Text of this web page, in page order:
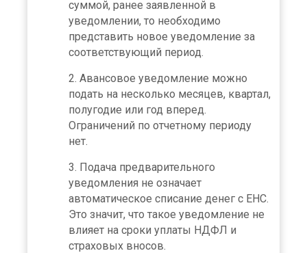
суммой, ранее заявленной в
уведомлении, то необходимо
представить новое уведомление за
соответствующий период.
Авансовое уведомление можно
подать на несколько месяцев, квартал,
полугодие или год вперед.
Ограничений по отчетному периоду
нет.
Подача предварительного
уведомления не означает
автоматическое списание денег с ЕНС.
Это значит, что такое уведомление не
влияет на сроки уплаты НДФЛ и
страховых вносов.